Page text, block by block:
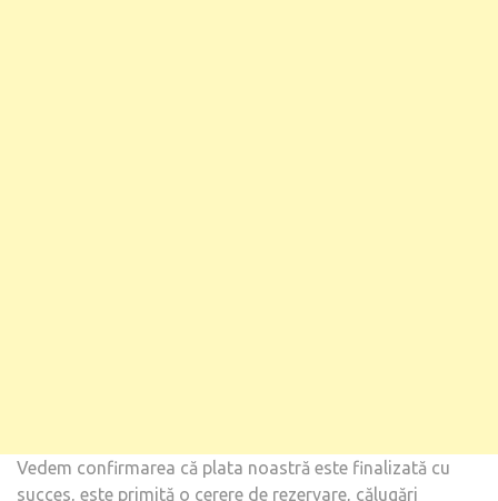
Vedem confirmarea că plata noastră este finalizată cu
succes, este primită o cerere de rezervare, călugări